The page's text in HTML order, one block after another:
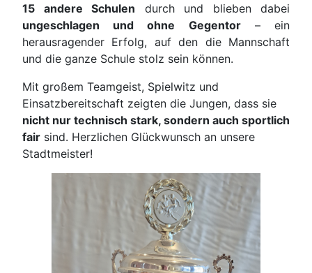
15 andere Schulen durch und blieben dabei
ungeschlagen und ohne Gegentor– ein
herausragender Erfolg, auf den die Mannschaft
und die ganze Schule stolz sein können.
Mit großem Teamgeist, Spielwitz und
Einsatzbereitschaft zeigten die Jungen, dass sie
nicht nur technisch stark, sondern auch sportlich
fair sind. Herzlichen Glückwunsch an unsere
Stadtmeister!